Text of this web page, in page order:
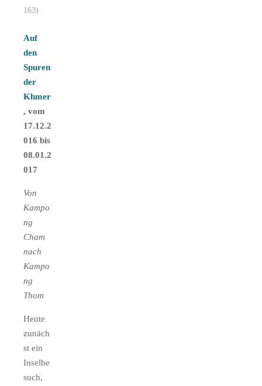
163)
Auf
den
Spuren
der
Khmer
, vom
17.12.2
016 bis
08.01.2
017
Von
Kampo
ng
Cham
nach
Kampo
ng
Thom
Heute
zunäch
st ein
Inselbe
such,